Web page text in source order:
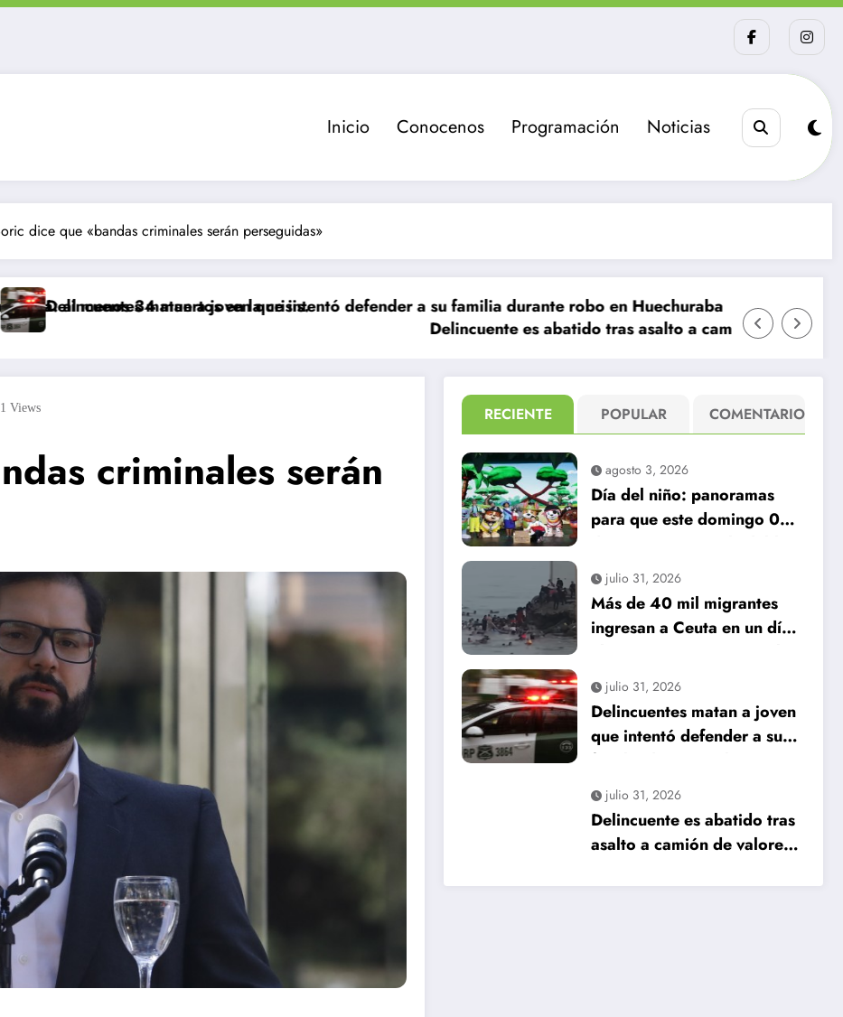
Inicio Conocenos Programación Noticias
dice que «bandas criminales serán perseguidas»
34 muertos en la crisis.
matan a joven que intentó defender a su familia durante robo en Huechuraba
Delincuente es abatido tras asalto a camión de valores en Santiago
La sanción que
Views
criminales serán
RECIENTE POPULAR COMENTARIO
agosto 3, 2026
Día del niño: panoramas
para que este domingo 09
julio 31, 2026
Más de 40 mil migrantes
ingresan a Ceuta en un día:
crisis.
julio 31, 2026
Delincuentes matan a joven
que intentó defender a su
familia durante robo en
Huechuraba
julio 31, 2026
Delincuente es abatido tras
asalto a camión de valores